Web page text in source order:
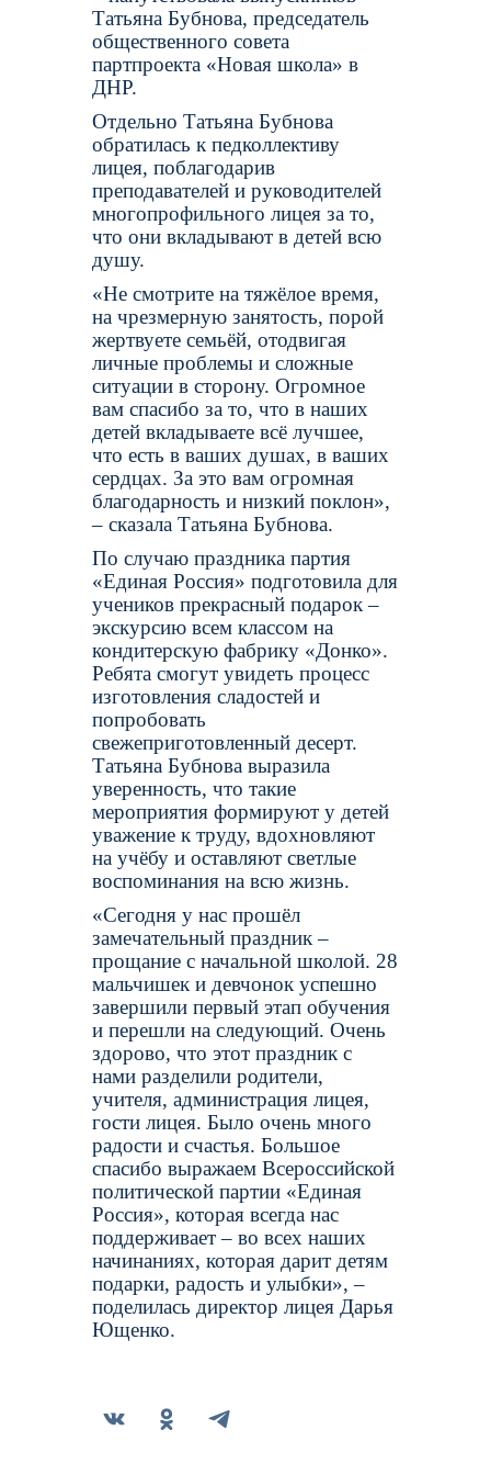
Татьяна Бубнова, председатель
общественного совета
партпроекта «Новая школа» в
ДНР.
Отдельно Татьяна Бубнова
обратилась к педколлективу
лицея, поблагодарив
преподавателей и руководителей
многопрофильного лицея за то,
что они вкладывают в детей всю
душу.
«Не смотрите на тяжёлое время,
на чрезмерную занятость, порой
жертвуете семьёй, отодвигая
личные проблемы и сложные
ситуации в сторону. Огромное
вам спасибо за то, что в наших
детей вкладываете всё лучшее,
что есть в ваших душах, в ваших
сердцах. За это вам огромная
благодарность и низкий поклон»,
– сказала Татьяна Бубнова.
По случаю праздника партия
«Единая Россия» подготовила для
учеников прекрасный подарок –
экскурсию всем классом на
кондитерскую фабрику «Донко».
Ребята смогут увидеть процесс
изготовления сладостей и
попробовать
свежеприготовленный десерт.
Татьяна Бубнова выразила
уверенность, что такие
мероприятия формируют у детей
уважение к труду, вдохновляют
на учёбу и оставляют светлые
воспоминания на всю жизнь.
«Сегодня у нас прошёл
замечательный праздник –
прощание с начальной школой. 28
мальчишек и девчонок успешно
завершили первый этап обучения
и перешли на следующий. Очень
здорово, что этот праздник с
нами разделили родители,
учителя, администрация лицея,
гости лицея. Было очень много
радости и счастья. Большое
спасибо выражаем Всероссийской
политической партии «Единая
Россия», которая всегда нас
поддерживает – во всех наших
начинаниях, которая дарит детям
подарки, радость и улыбки», –
поделилась директор лицея Дарья
Ющенко.